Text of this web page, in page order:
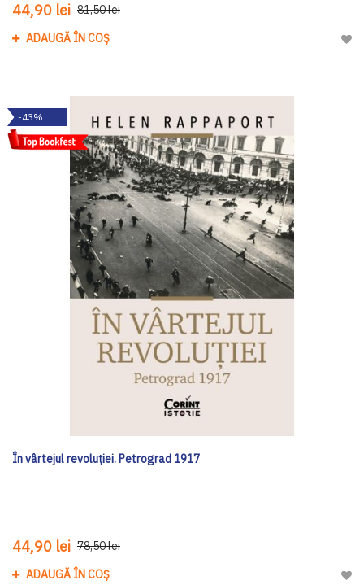
44,90 lei 81,50 lei
ADAUGĂ ÎN COȘ
-43%
În vârtejul revoluției. Petrograd 1917
44,90 lei 78,50 lei
ADAUGĂ ÎN COȘ